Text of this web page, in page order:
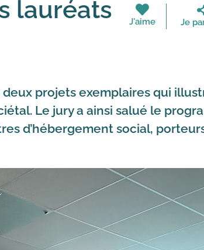
lauréats
J'aime Je
deux projets exemplaires qui
Le jury a ainsi salué le
d’hébergement social,